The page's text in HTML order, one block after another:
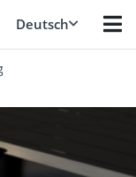
Deutsch